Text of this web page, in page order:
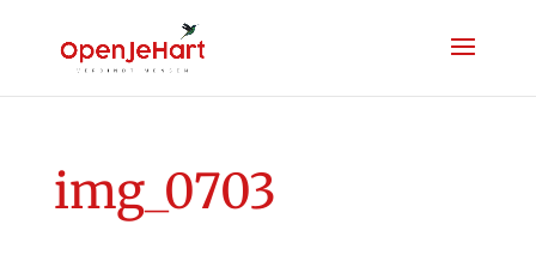
img_0703